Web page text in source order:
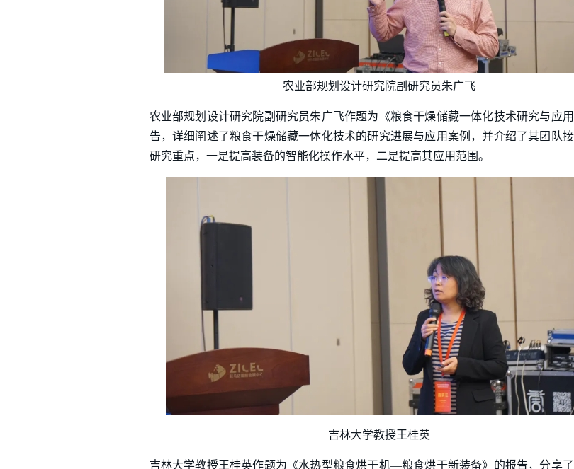
农业部规划设计研究院副研究员朱广飞
农业部规划设计研究院副研究员朱广飞作题为《粮食干燥储藏一体化技术研究与应
告，详细阐述了粮食干燥储藏一体化技术的研究进展与应用案例，并介绍了其团队
研究重点，一是提高装备的智能化操作水平，二是提高其应用范围。
吉林大学教授王桂英
吉林大学教授王桂英作题为《水热型粮食烘干机—粮食烘干新装备》的报告，分享